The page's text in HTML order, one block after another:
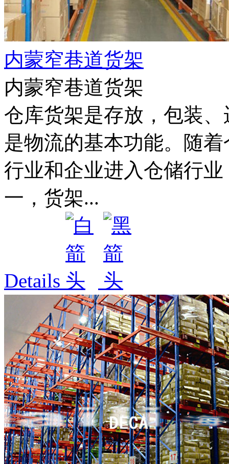
内蒙窄巷道货架
内蒙窄巷道货架
仓库货架是存放，包装
是物流的基本功能。随
行业和企业进入仓储行
一，货架...
Details